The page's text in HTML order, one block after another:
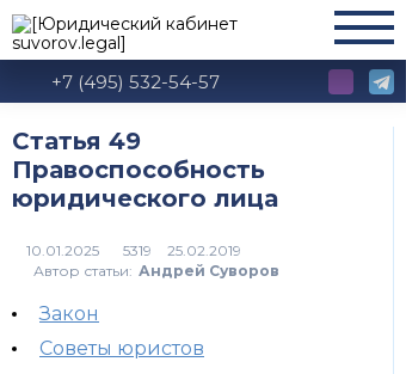
+7 (495) 532-54-57
Статья 49
Правоспособность
юридического лица
5319
Автор статьи: Андрей Суворов
Закон
Советы юристов